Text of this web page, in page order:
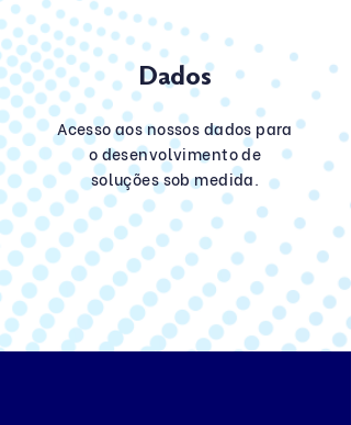
Dados
Acesso aos nossos dados para
o desenvolvimento de
soluções sob medida.